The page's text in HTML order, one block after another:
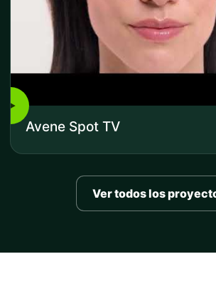
▶
Avene Spot TV
Ver todos los